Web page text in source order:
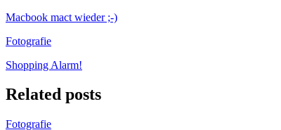
Macbook mact wieder ;-)
Fotografie
Shopping Alarm!
Related posts
Fotografie